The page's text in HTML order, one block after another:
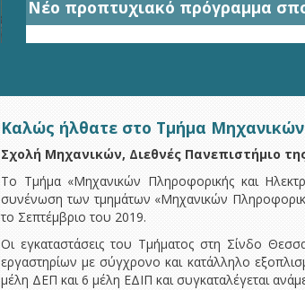
H2020 MSCA ITN TeamUp5G
Καλώς ήλθατε στο Τμήμα
Σχολή Μηχανικών, Διεθνές Πανεπιστήμιο
Το Τμήμα «Μηχανικών Πληροφορικής και
συνένωση των τμημάτων «Μηχανικών
το Σεπτέμβριο του 2019.
Οι εγκαταστάσεις του Τμήματος στη Σίνδο
εργαστηρίων με σύγχρονο και κατάλληλο
μέλη ΔΕΠ και 6 μέλη ΕΔΙΠ και συγκαταλέγεται